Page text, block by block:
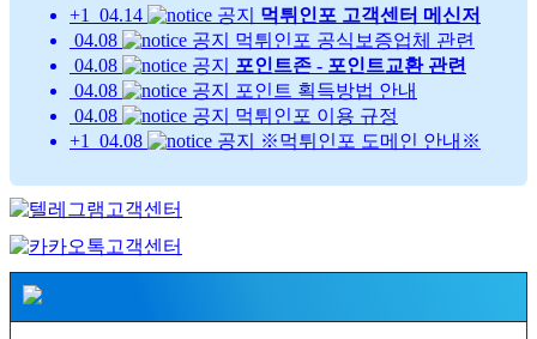
+1 04.14 공지
먹튀인포 고객센터 메신저
04.08
공지
먹튀인포 공식보증업체 관련
04.08
공지
포인트존 - 포인트교환 관련
04.08
공지
포인트 획득방법 안내
04.08
공지
먹튀인포 이용 규정
+1
04.08 공지 ※먹튀인포 도메인 안내※